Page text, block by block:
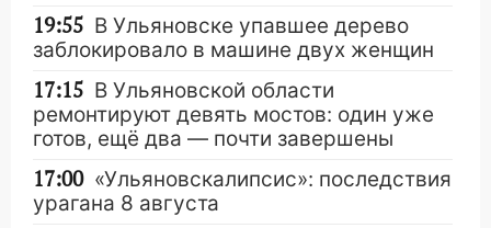
19:55 В Ульяновске упавшее дерево
заблокировало в машине двух женщин
17:15 В Ульяновской области
ремонтируют девять мостов: один уже
готов, ещё два — почти завершены
17:00 «Ульяновскалипсис»: последствия
урагана 8 августа